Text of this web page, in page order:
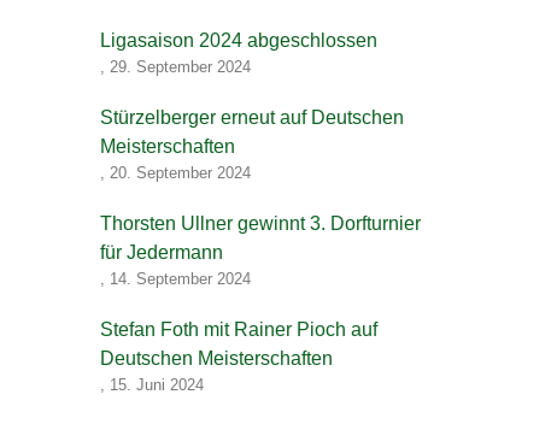
Ligasaison 2024 abgeschlossen
, 29. September 2024
Stürzelberger erneut auf Deutschen
Meisterschaften
, 20. September 2024
Thorsten Ullner gewinnt 3. Dorfturnier
für Jedermann
, 14. September 2024
Stefan Foth mit Rainer Pioch auf
Deutschen Meisterschaften
, 15. Juni 2024